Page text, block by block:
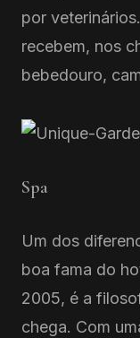
por
recebem, nos
bebedouro,
Spa
Um dos
boa fama do
2005, é a
chega. Com